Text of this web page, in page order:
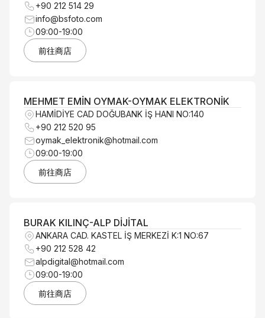
+90 212 514 29
info@bsfoto.com
09:00-19:00
前往商店
MEHMET EMİN OYMAK-OYMAK ELEKTRONİK
HAMİDİYE CAD DOĞUBANK İŞ HANI NO:140
+90 212 520 95
oymak_elektronik@hotmail.com
09:00-19:00
前往商店
BURAK KILINÇ-ALP DİJİTAL
ANKARA CAD. KASTEL İŞ MERKEZİ K:1 NO:67
+90 212 528 42
alpdigital@hotmail.com
09:00-19:00
前往商店